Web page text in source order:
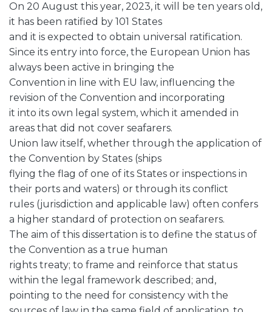
On 20 August this year, 2023, it will be ten years old,
it has been ratified by 101 States
and it is expected to obtain universal ratification.
Since its entry into force, the European Union has
always been active in bringing the
Convention in line with EU law, influencing the
revision of the Convention and incorporating
it into its own legal system, which it amended in
areas that did not cover seafarers.
Union law itself, whether through the application of
the Convention by States (ships
flying the flag of one of its States or inspections in
their ports and waters) or through its conflict
rules (jurisdiction and applicable law) often confers
a higher standard of protection on seafarers.
The aim of this dissertation is to define the status of
the Convention as a true human
rights treaty; to frame and reinforce that status
within the legal framework described; and,
pointing to the need for consistency with the